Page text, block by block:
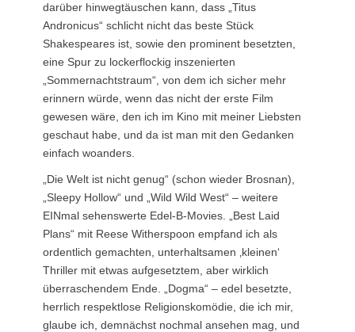
darüber hinwegtäuschen kann, dass „Titus
Andronicus“ schlicht nicht das beste Stück
Shakespeares ist, sowie den prominent besetzten,
eine Spur zu lockerflockig inszenierten
„Sommernachtstraum“, von dem ich sicher mehr
erinnern würde, wenn das nicht der erste Film
gewesen wäre, den ich im Kino mit meiner Liebsten
geschaut habe, und da ist man mit den Gedanken
einfach woanders.
„Die Welt ist nicht genug“ (schon wieder Brosnan),
„Sleepy Hollow“ und „Wild Wild West“ – weitere
EINmal sehenswerte Edel-B-Movies. „Best Laid
Plans“ mit Reese Witherspoon empfand ich als
ordentlich gemachten, unterhaltsamen ‚kleinen‘
Thriller mit etwas aufgesetztem, aber wirklich
überraschendem Ende. „Dogma“ – edel besetzte,
herrlich respektlose Religionskomödie, die ich mir,
glaube ich, demnächst nochmal ansehen mag, und